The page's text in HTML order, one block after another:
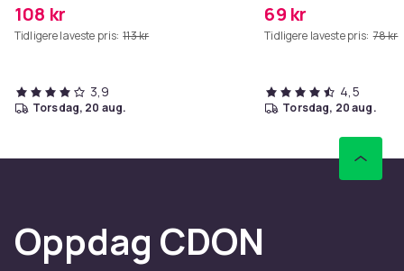
108 kr
Tidligere laveste pris: 113 kr
3,9
torsdag, 20 aug.
69 kr
Tidligere laveste pris: 78 kr
4,5
torsdag, 20 aug.
Oppdag CDON